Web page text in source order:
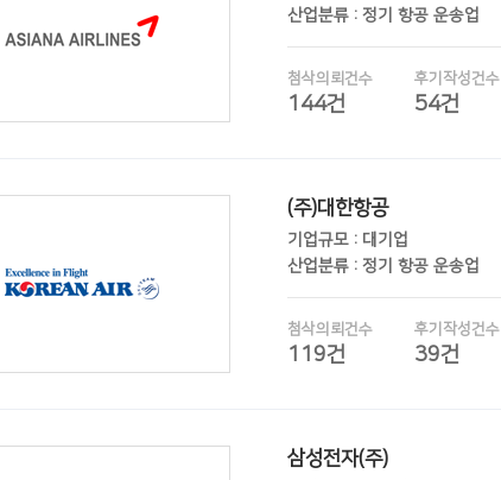
산업분류 : 정기 항공 운송업
첨삭의뢰건수
144건
후기작성건수
54건
(주)대한항공
기업규모 : 대기업
산업분류 : 정기 항공 운송업
첨삭의뢰건수
119건
후기작성건수
39건
삼성전자(주)